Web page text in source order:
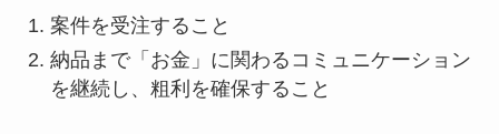
案件を受注すること
納品まで「お金」に関わるコミュニケーション
を継続し、粗利を確保すること